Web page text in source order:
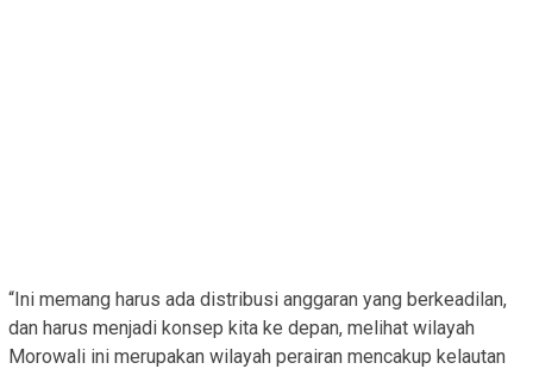
“Ini memang harus ada distribusi anggaran yang berkeadilan,
dan harus menjadi konsep kita ke depan, melihat wilayah
Morowali ini merupakan wilayah perairan mencakup kelautan